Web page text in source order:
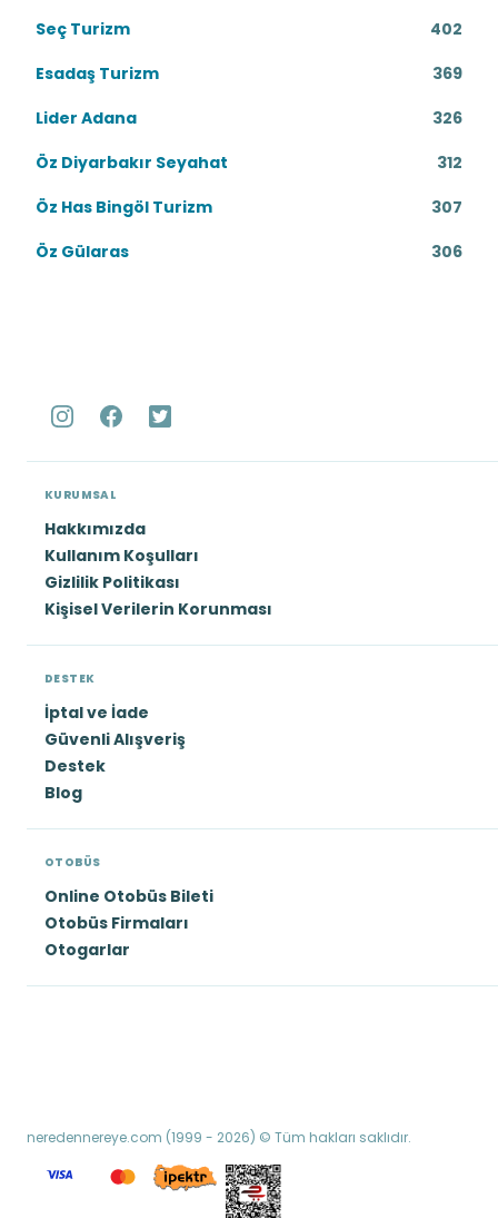
Seç Turizm
402
Esadaş Turizm
369
Lider Adana
326
Öz Diyarbakır Seyahat
312
Öz Has Bingöl Turizm
307
Öz Gülaras
306
KURUMSAL
Hakkımızda
Kullanım Koşulları
Gizlilik Politikası
Kişisel Verilerin Korunması
DESTEK
İptal ve İade
Güvenli Alışveriş
Destek
Blog
OTOBÜS
Online Otobüs Bileti
Otobüs Firmaları
Otogarlar
neredennereye.com (1999 - 2026) © Tüm hakları saklıdır.